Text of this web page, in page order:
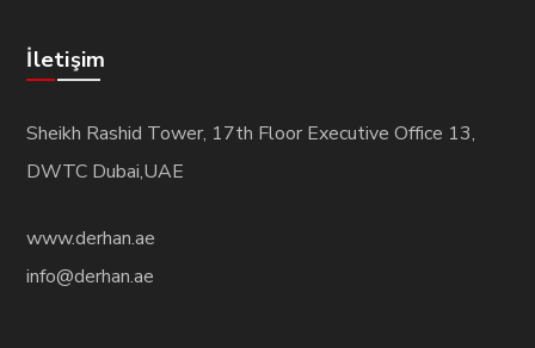
İletişim
Sheikh Rashid Tower, 17th Floor Executive Office 13,
DWTC Dubai,UAE
www.derhan.ae
info@derhan.ae